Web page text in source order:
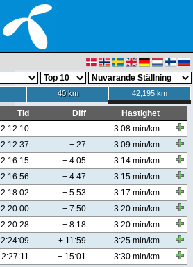
40 km 42,195 km
Tid Diff
Hastighet
2:12:10
3:08 min/km
2:12:37 + 27
3:09 min/km
2:16:15 + 4:05
3:14 min/km
2:16:56 + 4:47
3:15 min/km
2:18:02 + 5:53
3:17 min/km
2:20:00 + 7:50
3:20 min/km
2:20:28 + 8:18
3:20 min/km
2:24:09 + 11:59
3:25 min/km
2:27:11 + 15:01
3:30 min/km